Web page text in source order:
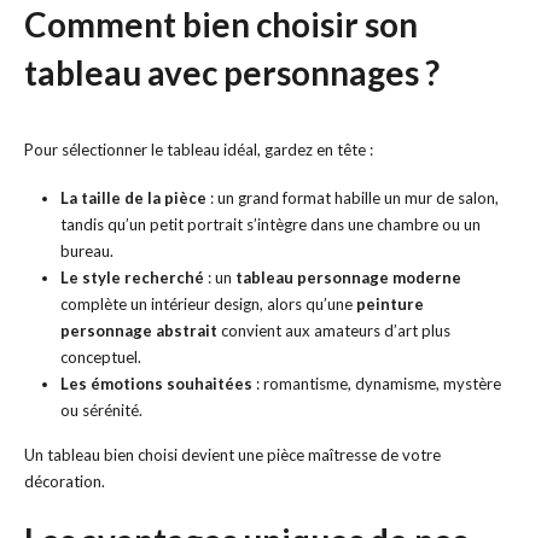
Comment bien choisir son
tableau avec personnages ?
Pour sélectionner le tableau idéal, gardez en tête :
La taille de la pièce : un grand format habille un mur de salon,
tandis qu’un petit portrait s’intègre dans une chambre ou un
bureau.
Le style recherché : un tableau personnage moderne
complète un intérieur design, alors qu’une peinture
personnage abstrait convient aux amateurs d’art plus
conceptuel.
Les émotions souhaitées : romantisme, dynamisme, mystère
ou sérénité.
Un tableau bien choisi devient une pièce maîtresse de votre
décoration.